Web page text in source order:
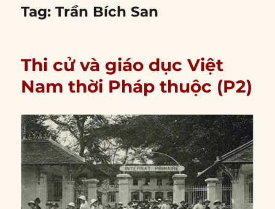
Tag:Trần Bích San
Thi cử và giáo dục Việt
Nam thời Pháp thuộc (P2)